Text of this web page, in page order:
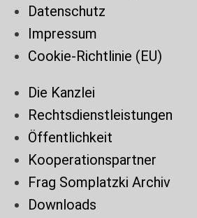
Datenschutz
Impressum
Cookie-Richtlinie (EU)
Die Kanzlei
Rechtsdienstleistungen
Öffentlichkeit
Kooperationspartner
Frag Somplatzki Archiv
Downloads